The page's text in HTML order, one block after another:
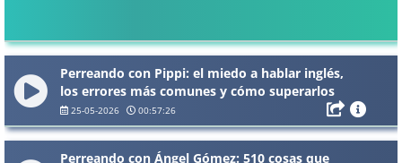
Perreando con Pippi: el miedo a hablar inglés,
los errores más comunes y cómo superarlos
25-05-2026 00:57:26
Perreando con Ángel Gómez: 510 cosas que